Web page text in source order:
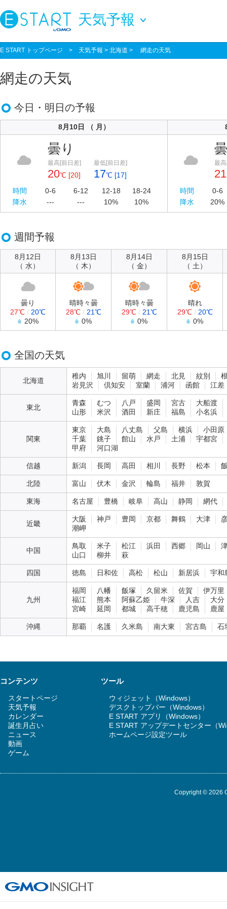
天気予報
E START トップページ > 天気予報 > 北海道 > 網走の天気
網走の天気
今日・明日の予報
8月10日 （ 月）
曇り
最高[前日差]
20℃ [20]
最低[前日差]
17℃ [17]
最
21
時間
0-6 6-12 12-18
18-24
降水
--- --- 10% 10%
時間
0-6
降水
20%
週間予報
8月12日
（ 水）
8月13日
（ 木）
8月14日
（ 金）
8月15日
（ 土）
曇り
27℃ / 20℃
20%
晴時々曇
28℃/ 21℃
0%
晴時々曇
29℃/ 21℃
0%
晴れ
29℃/ 20℃
0%
全国の天気
北海道
稚内 旭川 留萌 網走 北見 紋別
岩見沢
倶知安 室蘭 浦河 函館 江差
東北
青森 むつ 八戸 盛岡 宮古
大船渡
山形
米沢 酒田 新庄 福島 小名浜
関東
東京 大島 八丈島 父島 横浜
小田原
千葉
銚子 館山 水戸 土浦
宇都宮
甲府
河口湖
信越 新潟 長岡 高田 相川 長野 松本
北陸 富山 伏木 金沢 輪島 福井 敦賀
東海 名古屋 豊橋 岐阜 高山 静岡 網代
近畿
大阪 神戸 豊岡 京都 舞鶴 大津
潮岬
中国
鳥取 米子 松江 浜田 西郷 岡山
山口
柳井 萩
四国 徳島 日和佐 高松 松山 新居浜 宇和
九州
福岡 八幡 飯塚 久留米 佐賀
伊万里
福江
熊本 阿蘇乙姫 牛深 人吉
大分
宮崎
延岡 都城 高千穂 鹿児島 鹿屋
沖縄 那覇 名護 久米島 南大東 宮古島 石
コンテンツ
スタートページ
天気予報
カレンダー
誕生月占い
ニュース
動画
ゲーム
ツール
ウィジェット（Windows）
デスクトップバー（Windows）
E START アプリ（Windows）
E START アップデートセンター（
ホームページ設定ツール
Copyright © 2026